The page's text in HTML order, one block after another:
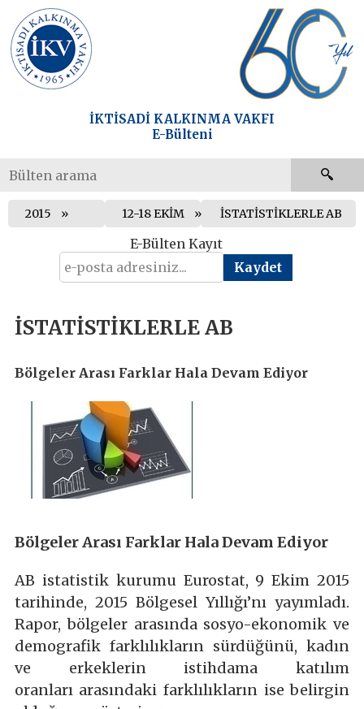
İKTİSADİ KALKINMA VAKFI
E-Bülteni
2015 12-18 EKİM İSTATİSTİKLERLE AB
E-Bülten Kayıt
İSTATİSTİKLERLE AB
Bölgeler Arası Farklar Hala Devam Ediyor
Bölgeler Arası Farklar Hala Devam Ediyor
AB istatistik kurumu Eurostat, 9 Ekim 2015
tarihinde, 2015 Bölgesel Yıllığı’nı yayımladı.
Rapor, bölgeler arasında sosyo-ekonomik ve
demografik farklılıkların sürdüğünü, kadın
ve erkeklerin istihdama katılım
oranları arasındaki farklılıkların ise belirgin